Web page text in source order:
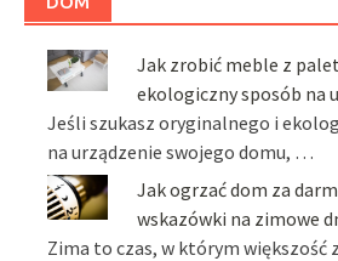
Jak zrobić meble z
ekologiczny sposób na
Jeśli szukasz oryginalnego i
na urządzenie swojego domu, …
Jak ogrzać dom za
wskazówki na zimowe
Zima to czas, w którym większość